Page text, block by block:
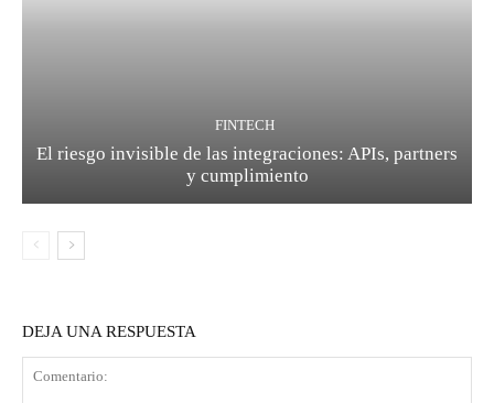
FINTECH
El riesgo invisible de las integraciones: APIs, partners
y cumplimiento
DEJA UNA RESPUESTA